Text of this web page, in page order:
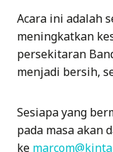
Acara ini adalah
meningkatkan
persekitaran
menjadi bersih,
Sesiapa yang
pada masa akan
ke